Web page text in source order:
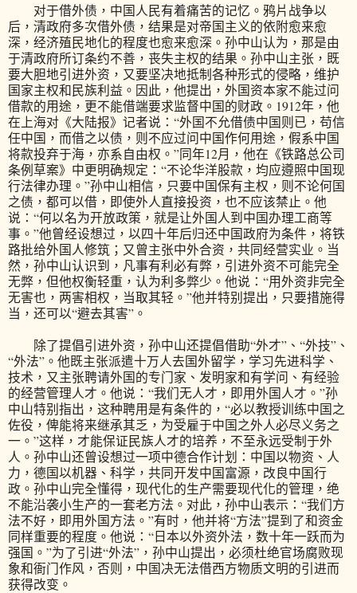
对于借外债，中国人民有着痛苦的记忆。鸦片战争以
后，清政府多次借外债，结果是对帝国主义的依附愈来愈
深，经济殖民地化的程度也愈来愈深。孙中山认为，那是由
于清政府所订条约不善，丧失主权的结果。孙中山主张，既
要大胆地引进外资，又要坚决地抵制各种形式的侵略，维护
国家主权和民族利益。因此，他提出，外国资本家不能过问
借款的用途，更不能借端要求监督中国的财政。1912年，他
在上海对《大陆报》记者说：“外国不允借债中国则已，苟信
任中国，而借之以债，则不应过问中国作何用途，假系中国
将款投弃于海，亦系自由权。”同年12月，他在《铁路总公司
条例草案》中更明确规定：“不论华洋股款，均应遵照中国现
行法律办理。”孙中山相信，只要中国保有主权，则不论何国
之债，都可以借，即使外人直接投资，也不应该禁止。他
说：“何以名为开放政策，就是让外国人到中国办理工商等
事。”他曾经设想过，以四十年后归还中国政府为条件，将铁
路批给外国人修筑；又曾主张中外合资，共同经营实业。当
然，孙中山认识到，凡事有利必有弊，引进外资不可能完全
无弊，但他权衡轻重，认为利多弊少。他说：“用外资非完全
无害也，两害相权，当取其轻。”他并特别提出，只要措施得
当，还可以“避去其害”。
除了提倡引进外资，孙中山还提倡借助“外才”、“外技”、
“外法”。他既主张派遣十万人去国外留学，学习先进科学、
技术，又主张聘请外国的专门家、发明家和有学问、有经验
的经营管理人才。他说：“我们无人才，即用外国人才。”孙
中山特别指出，这种聘用是有条件的，“必以教授训练中国之
佐役，俾能将来继承其乏，为受雇于中国之外人必尽义务之
一。”这样，才能保证民族人才的培养，不至永远受制于外
人。孙中山还曾设想过一项中德合作计划：中国以物资、人
力，德国以机器、科学，共同开发中国富源，改良中国行
政。孙中山完全懂得，现代化的生产需要现代化的管理，绝
不能沿袭小生产的一套老方法。对此，孙中山表示：“我们方
法不好，即用外国方法。”有时，他并将“方法”提到了和资金
同样重要的程度。他说：“日本以外资外法，数十年一跃而为
强国。”为了引进“外法”，孙中山提出，必须杜绝官场腐败现
象和衙门作风，否则，中国决无法借西方物质文明的引进而
获得改变。